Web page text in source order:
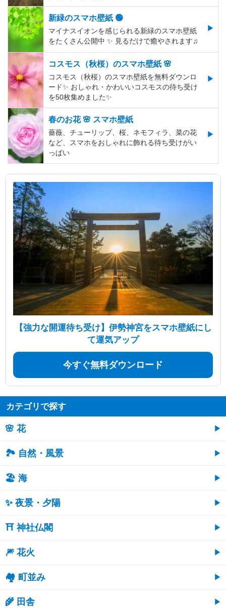
新緑のスマホ壁紙 🟢
マイナスイオンを感じられる新緑のスマホ壁紙
をたくさん公開中 ✨ 見るだけで癒やされます♫
コスモス（秋桜）のスマホ壁紙 🌸
コスモス（秋桜）のスマホ壁紙を無料ダウンロ
ード✨️ おしゃれ・かわいいコスモスの待ち受け
を50枚集めました✨️
春のお花 🌸 スマホ壁紙
薔薇、チューリップ、桜、ネモフィラ、菜の花
など、スマホをおしゃれに飾れる待ち受けがい
っぱい
【強力な開運待ち受け】伊勢神宮をスマホ壁紙にし
て運気アップ
今すぐ無料ダウンロード
カテゴリで探す
🌸 花
🏞️ 自然・風景
🏖 海
✨ 夜景・夕陽
⛩ 神社仏閣
🎆 花火
🏘 町並み
🌾 田舎